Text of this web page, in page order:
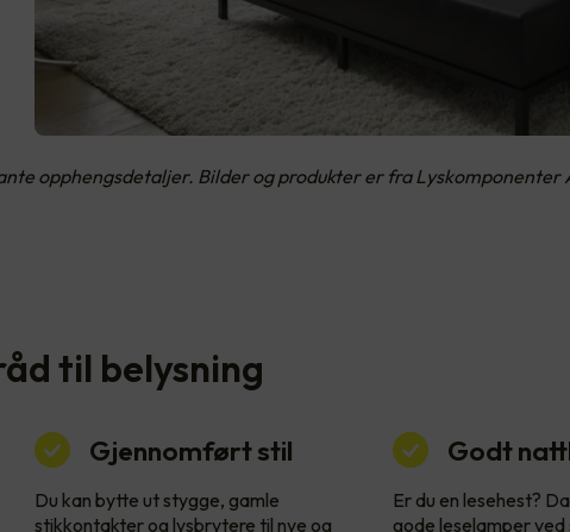
opphengsdetaljer. Bilder og produkter er fra Lyskomponenter
til belysning
Gjennomført stil
Du kan bytte ut stygge, gamle
stikkontakter og lysbrytere til nye og
Godt
Er du en lesehest?
gode leselamper ved